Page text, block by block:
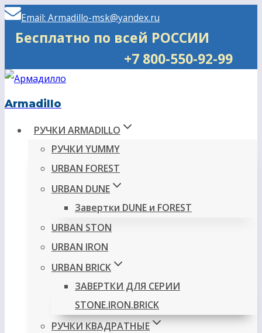
Перейти
Email: Armadillo-msk@yandex.ru
Бесплатно по всей РОССИИ
+7 800-550-92-99
Armadillo
РУЧКИ ARMADILLO
РУЧКИ YUMMY
URBAN FOREST
URBAN DUNE
Завертки DUNE и FOREST
URBAN STON
URBAN IRON
URBAN BRICK
ЗАВЕРТКИ ДЛЯ СЕРИИ
STONE.IRON.BRICK
РУЧКИ КВАДРАТНЫЕ